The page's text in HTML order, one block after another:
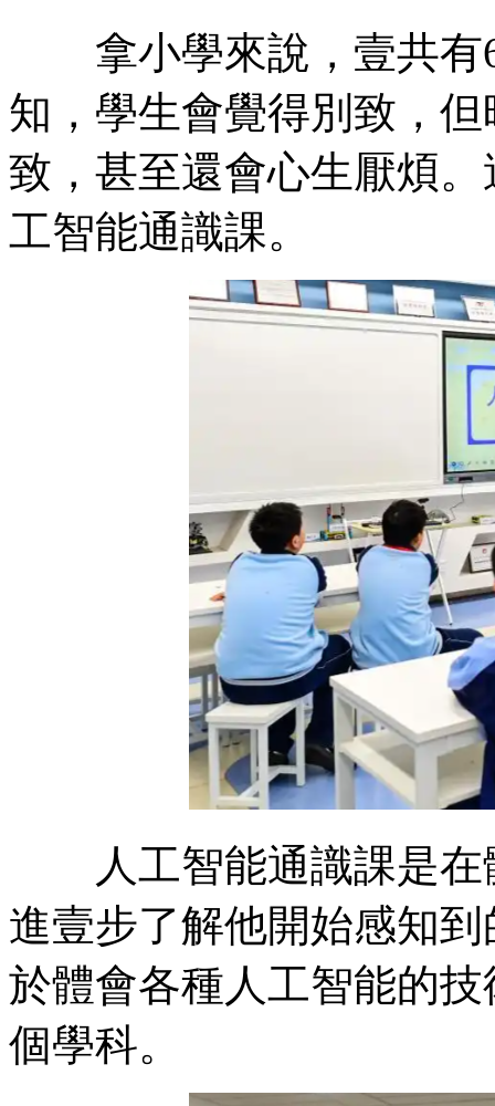
拿小學來說，壹共有6
知，學生會覺得別致，
致，甚至還會心生厭煩
工智能通識課。
人工智能通識課是在
進壹步了解他開始感知
於體會各種人工智能的
個學科。